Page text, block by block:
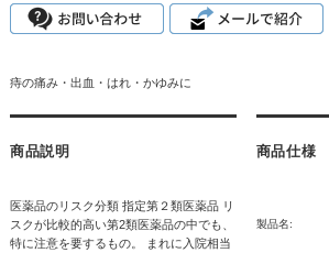
痔の痛み・出血・はれ・かゆみに
商品説明
医薬品のリスク分類 指定第２類医薬品 リ
スクが比較的高い第2類医薬品の中でも、
特に注意を要するもの。 まれに入院相当
商品仕様
製品名: